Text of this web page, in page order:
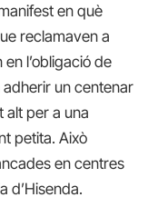
en què
reclamaven a
l’obligació de
adherir un centenar
alt per a una
petita. Això
en centres
d’Hisenda.